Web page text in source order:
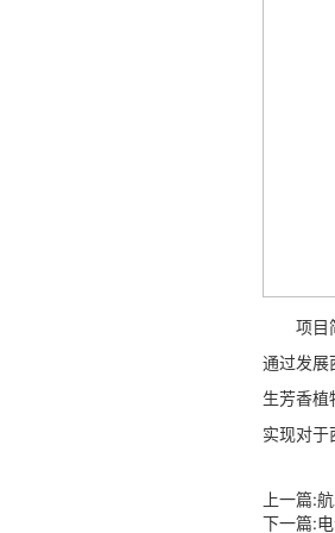
项目简
通过发展
生芳香植
实现对于
上一篇:
下一篇: